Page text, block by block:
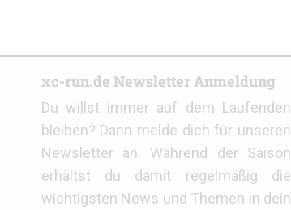
xc-run.de Newsletter Anmeldung
Du willst immer auf dem Laufenden
bleiben? Dann melde dich für unseren
Newsletter an. Während der Saison
erhältst du damit regelmäßig die
wichtigsten News und Themen in dein